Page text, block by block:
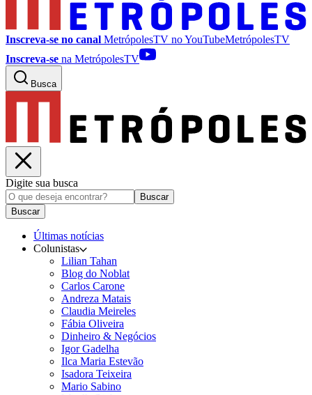
Inscreva-se no canal MetrópolesTV noYouTubeMetrópolesTV
Inscreva-se na MetrópolesTV
Busca
Digite sua busca
Buscar
Buscar
Últimas notícias
Colunistas
Lilian Tahan
Blog do Noblat
Carlos Carone
Andreza Matais
Claudia Meireles
Fábia Oliveira
Dinheiro & Negócios
Igor Gadelha
Ilca Maria Estevão
Isadora Teixeira
Mario Sabino